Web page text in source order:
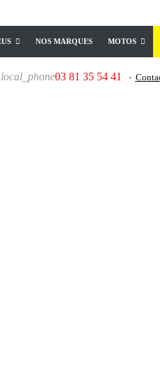
NOS MARQUES MOTOS
local_phone03 81 35 54 41 -